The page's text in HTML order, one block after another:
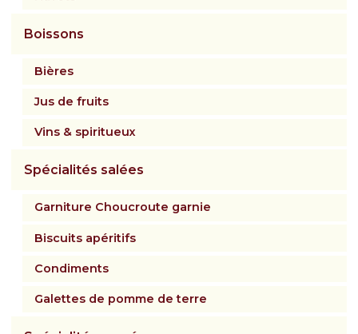
Boissons
Bières
Jus de fruits
Vins & spiritueux
Spécialités salées
Garniture Choucroute garnie
Biscuits apéritifs
Condiments
Galettes de pomme de terre